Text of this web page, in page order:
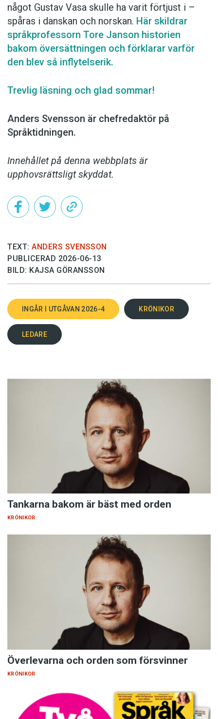
något Gustav Vasa skulle ha varit förtjust i –
spåras i ­danskan och norskan. Här skildrar
språk­professorn Tore Janson historien
bakom översättningen och förklarar varför
den blev så inflytelserik.
Trevlig läsning och glad sommar!
Anders Svensson är chefredaktör på
Språktidningen.
Innehållet på denna webbplats är
upphovsrättsligt skyddat.
TEXT: ANDERS SVENSSON
PUBLICERAD 2026-06-13
BILD: KAJSA GÖRANSSON
INGÅR I UTGÅVAN 2026-4 KRÖNIKOR
LEDARE
Tankarna bakom är bäst med orden
KRÖNIKOR
Överlevarna och orden som försvinner
KRÖNIKOR